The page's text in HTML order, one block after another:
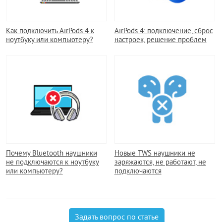
Как подключить AirPods 4 к
ноутбуку или компьютеру?
AirPods 4: подключение, сброс
настроек, решение проблем
Почему Bluetooth наушники
не подключаются к ноутбуку
или компьютеру?
Новые TWS наушники не
заряжаются, не работают, не
подключаются
Задать вопрос по статье